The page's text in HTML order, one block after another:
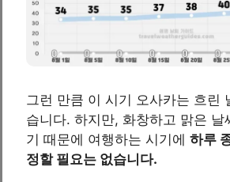
그런 만큼 이 시기 오사카는 흐린
습니다. 하지만, 화창하고 맑은 날
기 때문에 여행하는 시기에 하루
정할 필요는 없습니다.